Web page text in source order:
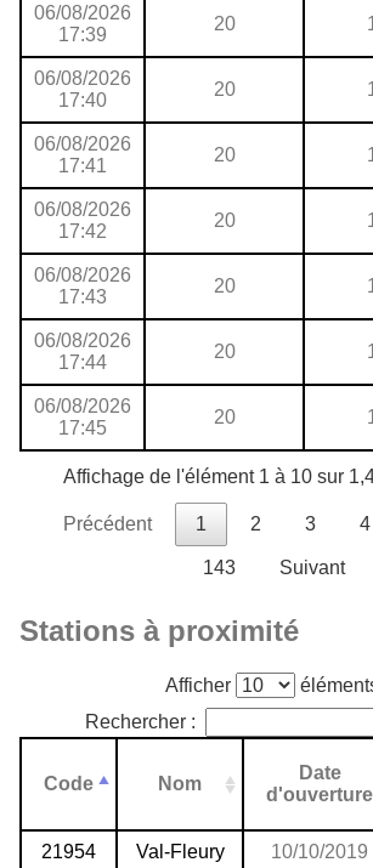
06/08/2026
17:39
20
06/08/2026
17:40
20
06/08/2026
17:41
20
06/08/2026
17:42
20
06/08/2026
17:43
20
06/08/2026
17:44
20
06/08/2026
17:45
20
Affichage de l'élément 1 à 10 sur
Précédent 1 2 3 4
143 Suivant
Stations à proximité
Afficher
Rechercher :
Code Nom
Date
d'ouverture
21954 Val-Fleury 10/10/2019